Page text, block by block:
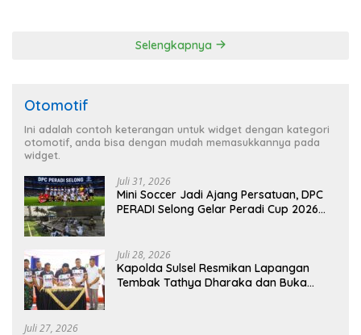
Selengkapnya
Otomotif
Ini adalah contoh keterangan untuk widget dengan kategori
otomotif, anda bisa dengan mudah memasukkannya pada
widget.
Juli 31, 2026
Mini Soccer Jadi Ajang Persatuan, DPC
PERADI Selong Gelar Peradi Cup 2026
Juli 28, 2026
Kapolda Sulsel Resmikan Lapangan
Tembak Tathya Dharaka dan Buka
Juli 27, 2026